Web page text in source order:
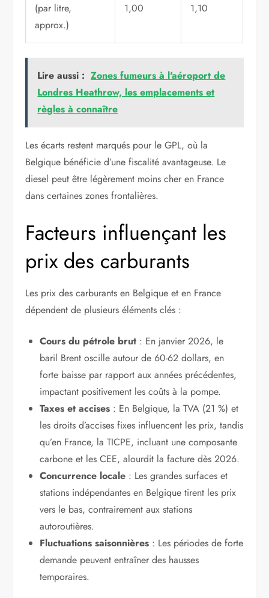
(par litre,
approx.)
1,00 1,10
Lire aussi : Zones fumeurs à l'aéroport de
Londres Heathrow, les emplacements et
règles à connaître
Les écarts restent marqués pour le GPL, où la
Belgique bénéficie d’une fiscalité avantageuse. Le
diesel peut être légèrement moins cher en France
dans certaines zones frontalières.
Facteurs influençant les
prix des carburants
Les prix des carburants en Belgique et en France
dépendent de plusieurs éléments clés :
Cours du pétrole brut : En janvier 2026, le
baril Brent oscille autour de 60-62 dollars, en
forte baisse par rapport aux années précédentes,
impactant positivement les coûts à la pompe.
Taxes et accises : En Belgique, la TVA (21 %) et
les droits d’accises fixes influencent les prix, tandis
qu’en France, la TICPE, incluant une composante
carbone et les CEE, alourdit la facture dès 2026.
Concurrence locale : Les grandes surfaces et
stations indépendantes en Belgique tirent les prix
vers le bas, contrairement aux stations
autoroutières.
Fluctuations saisonnières : Les périodes de forte
demande peuvent entraîner des hausses
temporaires.